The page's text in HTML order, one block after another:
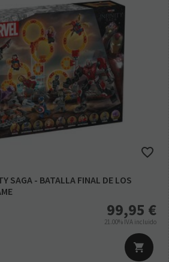
SAGA - BATALLA FINAL DE LOS
99,95 €
21.00% IVA incluido